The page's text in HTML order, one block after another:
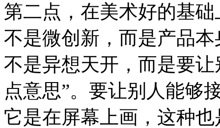
第二点，在美术好的基
不是微创新，而是产品
不是异想天开，而是要
点意思”。要让别人能够
它是在屏幕上画，这种